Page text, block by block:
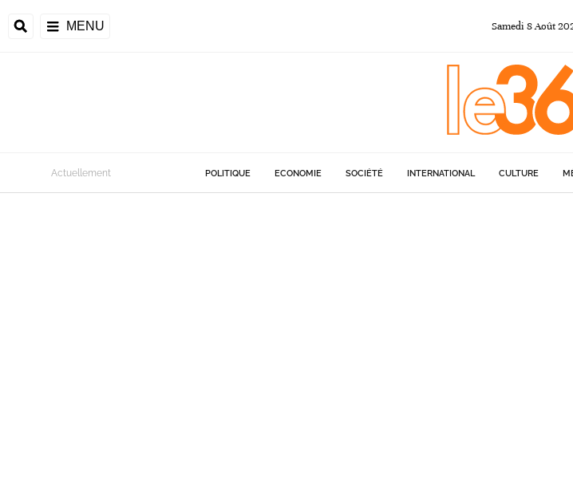
MENU Samedi 8Août
Actuellement POLITIQUE ECONOMIE SOCIÉTÉ INTERNATIONAL CULTURE